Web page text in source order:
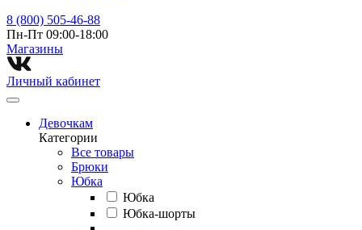
8 (800) 505-46-88
Пн-Пт 09:00-18:00
Магазины⁠
Личный кабинет
Девочкам
Категории
Все товары
Брюки
Юбка
Юбка
Юбка-шорты